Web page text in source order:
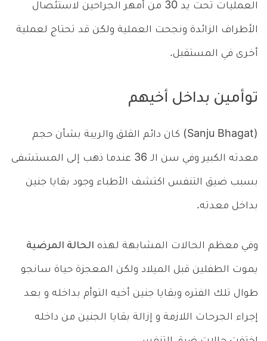
العمليات تحت يد 30 من أمهر الجراحين لاستئصال
الأطراف الزائدة ونجحت العملية ولكن قد تحتاج لعملية
أخرى في المستقبل.
توأمين بداخل أخيهم
(Sanju Bhagat) كان دائم القلق والريبة بشأن حجم
معدته الكبير وفي سن الـ 36 عندما ذهب إلى المستشفى
بسبب ضيق التنفس اكتشف الأطباء وجود بقايا جنين
بداخل معدته.
وفي معظم الحالات المشابهة لهذه الحالة المرضية
يموت الطفلين قبل الميلاد ولكن المعجزة حياة سانجو
طوال تلك الفتره وبقايا جنين أخيه التوأم بداخله و بعد
إجراء الجرحات اللازمة و إزالة بقايا الجنين من داخله